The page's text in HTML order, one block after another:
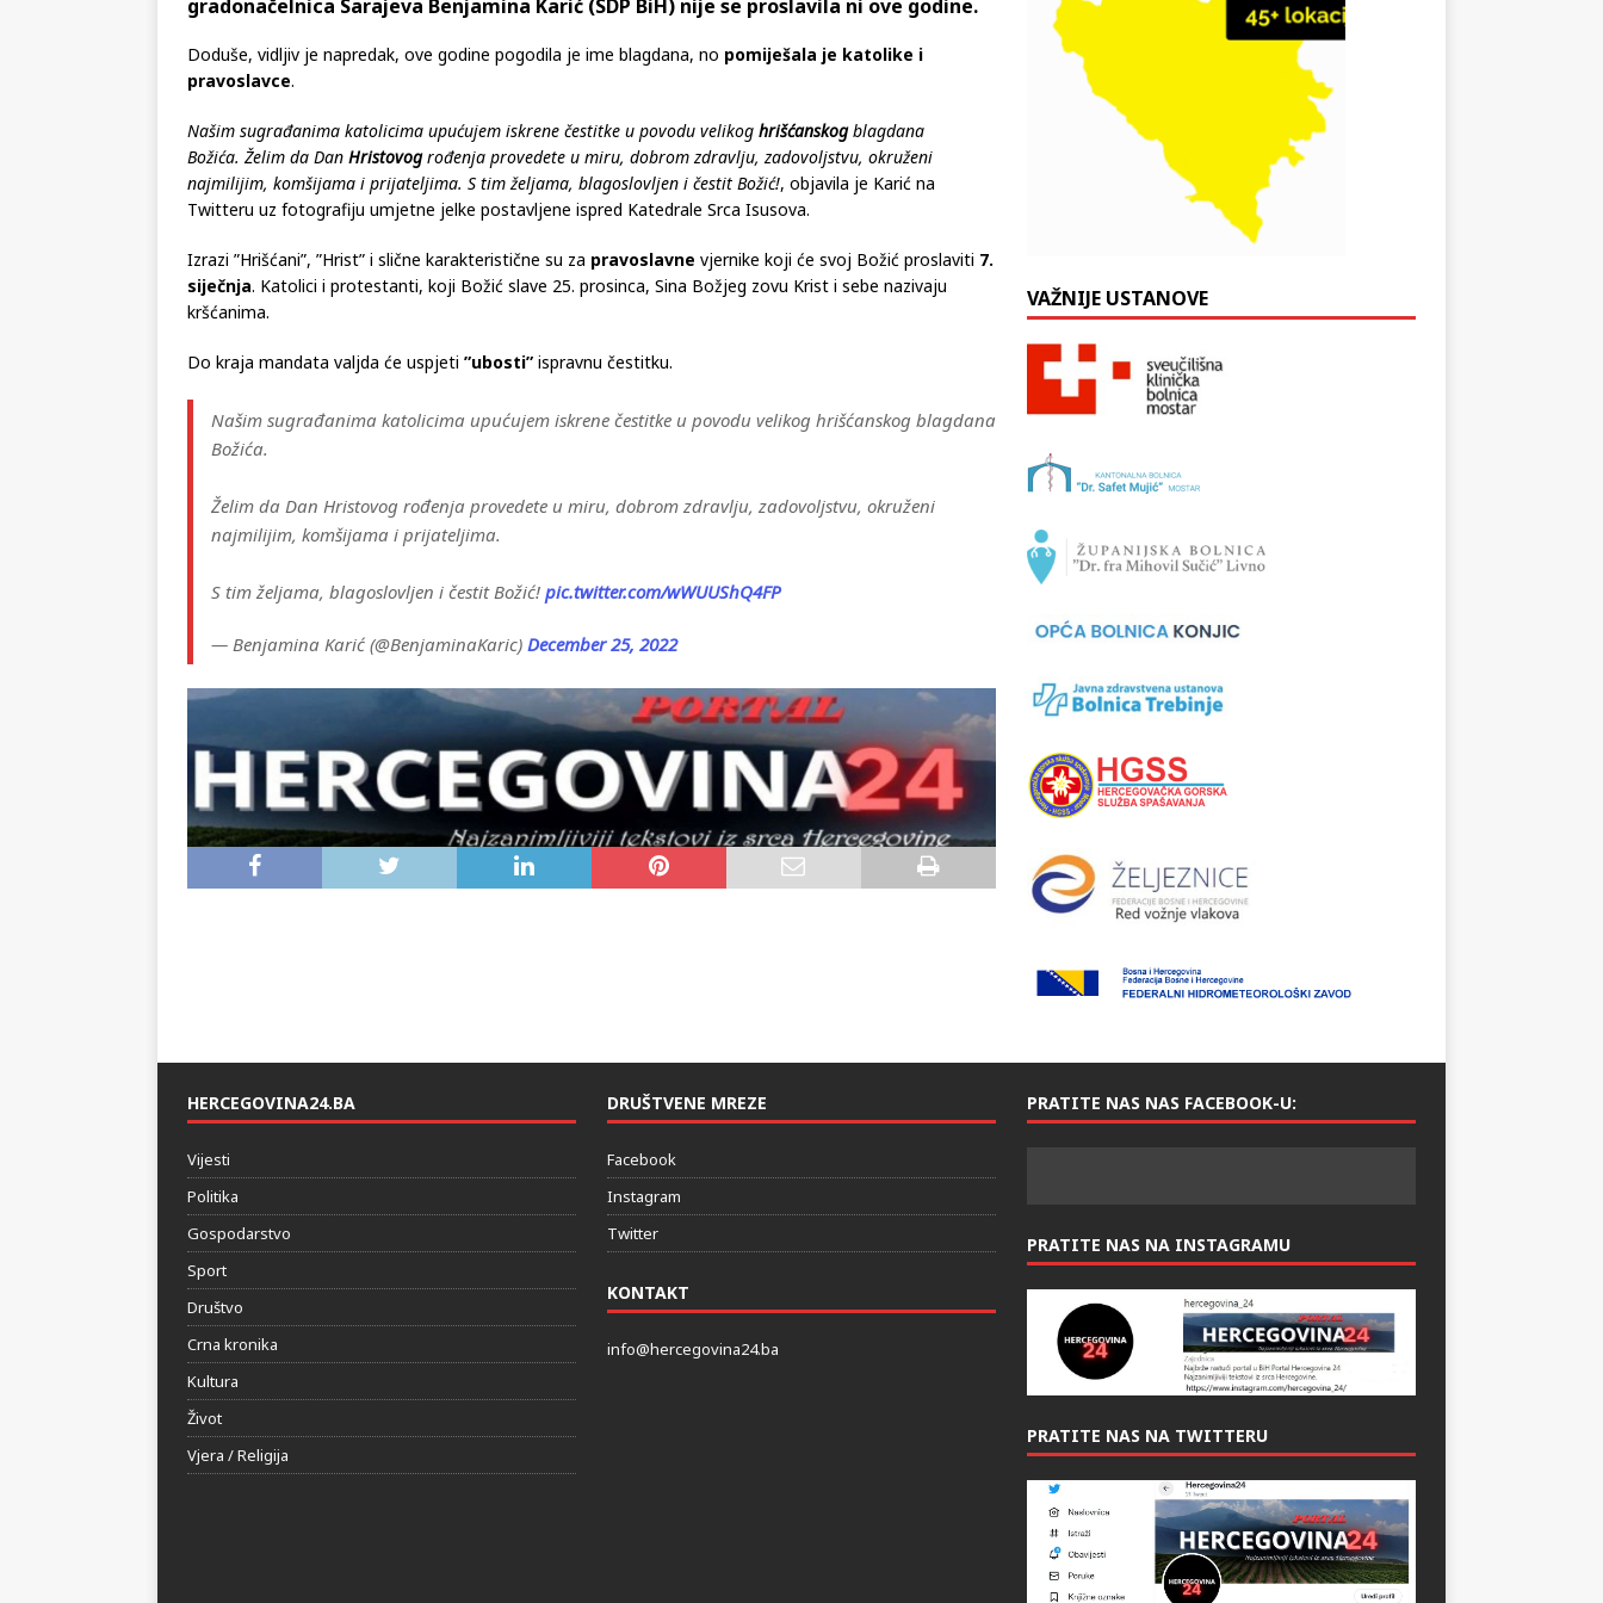
gradonačelnica Sarajeva Benjamina Karić (SDP BiH) nije se proslavila ni ove godine.
Doduše, vidljiv je napredak, ove godine pogodila je ime blagdana, no pomiješala je katolike i
pravoslavce.
Našim sugrađanima katolicima upućujem iskrene čestitke u povodu velikog hrišćanskogblagdana
Božića. Želim da Dan Hristovogrođenja provedete u miru, dobrom zdravlju, zadovoljstvu, okruženi
najmilijim, komšijama i prijateljima. S tim željama, blagoslovljen i čestit Božić!, objavila je Karić na
Twitteru uz fotografiju umjetne jelke postavljene ispred Katedrale Srca Isusova.
Izrazi ”Hrišćani”, ”Hrist” i slične karakteristične su za pravoslavne vjernike koji će svoj Božić proslaviti 7.
siječnja. Katolici i protestanti, koji Božić slave 25. prosinca, Sina Božjeg zovu Krist i sebe nazivaju
kršćanima.
Do kraja mandata valjda će uspjeti ”ubosti” ispravnu čestitku.
Našim sugrađanima katolicima upućujem iskrene čestitke u povodu velikog hrišćanskog blagdana
Božića.
Želim da Dan Hristovog rođenja provedete u miru, dobrom zdravlju, zadovoljstvu, okruženi
najmilijim, komšijama i prijateljima.
S tim željama, blagoslovljen i čestit Božić! pic.twitter.com/wWUUShQ4FP
— Benjamina Karić (@BenjaminaKaric) December 25, 2022
VAŽNIJE USTANOVE
HERCEGOVINA24.BA
Vijesti
Politika
Gospodarstvo
Sport
Društvo
Crna kronika
Kultura
Život
Vjera / Religija
DRUŠTVENE MREZE
Facebook
Instagram
Twitter
KONTAKT
info@hercegovina24.ba
PRATITE NAS NAS FACEBOOK-U:
PRATITE NAS NA INSTAGRAMU
PRATITE NAS NA TWITTERU